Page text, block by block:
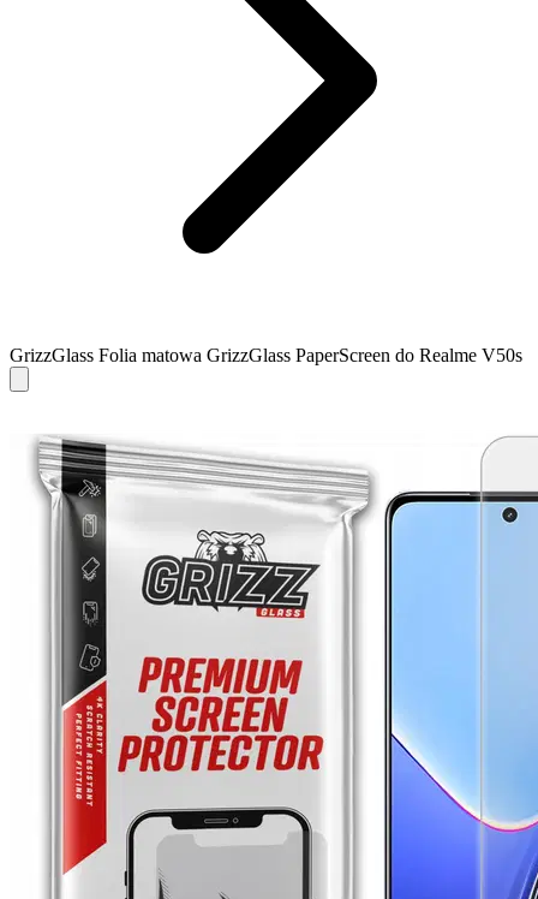
GrizzGlass Folia matowa GrizzGlass PaperScreen do Realme V50s